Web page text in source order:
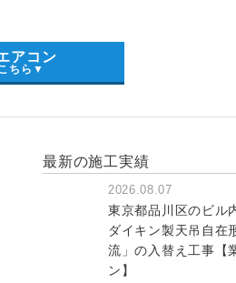
アコン
ちら▼
最新の施工実績
2026.08.07
東京都品川区のビル
ダイキン製天吊自在
流」の入替え工事【
ン】